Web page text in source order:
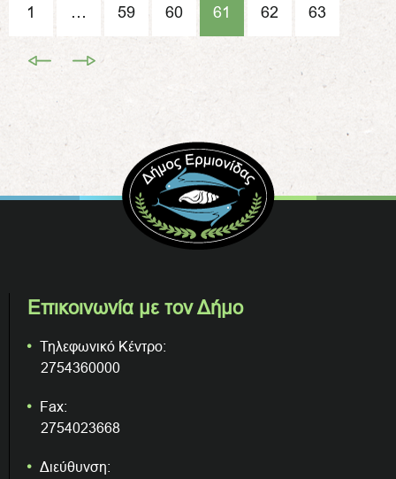
1 … 59 60 61 62 63
Επικοινωνία με τον Δήμο
Τηλεφωνικό Κέντρο:
2754360000
Fax:
2754023668
Διεύθυνση: